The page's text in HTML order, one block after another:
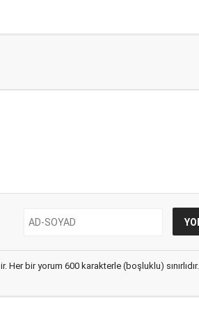
bir yorum 600 karakterle (boşluklu) sınırlıdır.